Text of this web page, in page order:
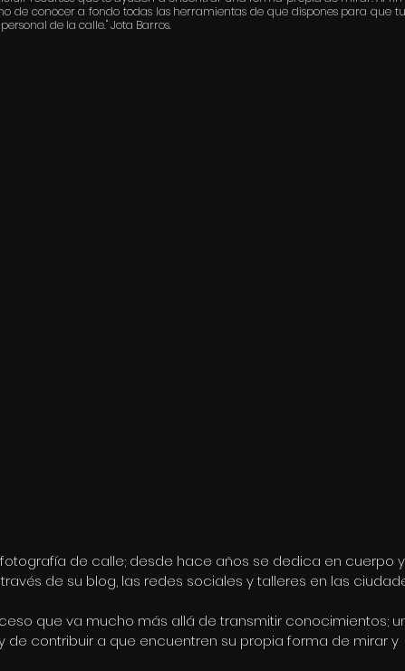
de conocer a fondo todas las herramientas de que dispones para que
de la calle." Jota Barros.
de calle; desde hace años se dedica en cuerpo
de su blog, las redes sociales y talleres en las
que va mucho más allá de transmitir conocimientos;
contribuir a que encuentren su propia forma de mirar y